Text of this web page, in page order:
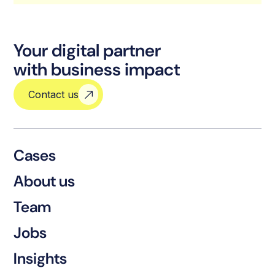
Your digital partner
with business impact
Contact us
Cases
About us
Team
Jobs
Insights